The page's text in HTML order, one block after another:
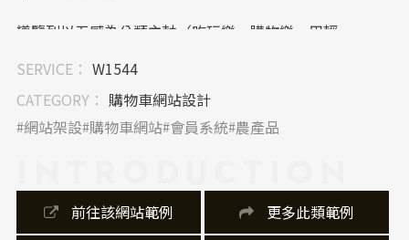
導覽列以五感為分類主軸（吃玩樂、購物樂、用輕
戶決策路徑。icon設計清晰，購物車、會員中心等操作
直覺易懂，提升整體網站架設的導覽效率。
｜內容視覺表現，banner 設計
重點，使視覺焦點集中。插畫搭配寫實商品照片，融合
品牌個性與購物功能，成功讓品牌文化與實體銷售並
SERVICE： W1544
CATEGORY： 購物車網站設計
網站架設 購物車網站 會員系統 農產品
前往該網站範例 更多此類範例